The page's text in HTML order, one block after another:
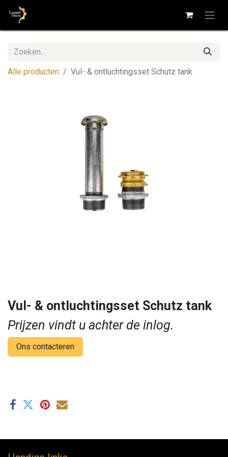
Alle producten Vul- & ontluchtingsset Schutz tank
Vul- & ontluchtingsset Schutz tank
Prijzen vindt u achter de inlog.
Ons contacteren